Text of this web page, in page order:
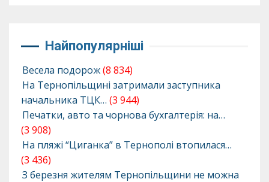
Найпопулярніші
Весела подорож(8 834)
На Тернопільщині затримали заступника
начальника ТЦК… (3 944)
Печатки, авто та чорнова бухгалтерія: на…
(3 908)
На пляжі “Циганка” в Тернополі втопилася…
(3 436)
З березня жителям Тернопільщини не можна